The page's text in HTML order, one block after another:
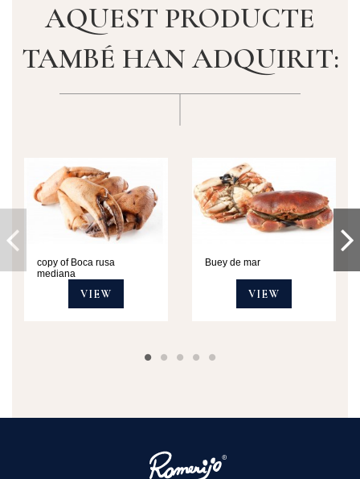
AQUEST PRODUCTE
TAMBÉ HAN ADQUIRIT:
copy of Boca rusa
mediana
VIEW
Buey de mar
VIEW